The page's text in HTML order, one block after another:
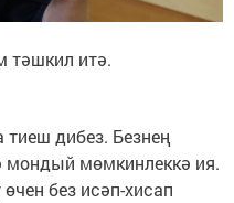
тәшкил итә.
дибез. Безнең
мондый мөмкинлеккә ия.
без исәп-хисап